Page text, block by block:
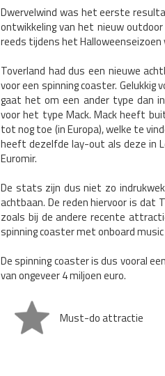
Dwervelwind was het eerste
ontwikkeling van het nieuw outdoor
reeds tijdens het Halloweenseizoen
Toverland had dus een nieuwe
voor een spinning coaster.
gaat het om een ander type dan
voor het type Mack. Mack heeft
tot nog toe (in Europa), welke te
heeft dezelfde lay-out als deze in
Euromir.
De stats zijn dus niet zo
achtbaan. De reden hiervoor is dat
zoals bij de andere recente
spinning coaster met onboard music
De spinning coaster is dus vooral
van ongeveer 4 miljoen euro.
Must-do attractie